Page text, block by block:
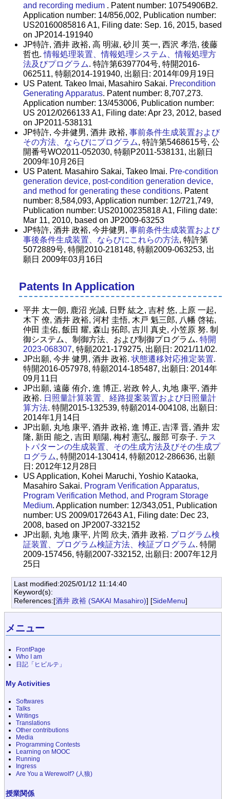
and recording medium . Patent number: 10754906B2.
Application number: 14/856,002, Publication number:
US20160085816 A1, Filing date: Sep. 16, 2015, based
on JP2014-191940
JP特許, 酒井 政裕, 高 明淑, 砂川 英一, 西沢 孝浩, 後藤
哲也.情報処理装置、情報処理システム、情報処理方
法及びプログラム. 特許第6397704号, 特開2016-
062511, 特願2014-191940, 出願日: 2014年09月19日
US Patent. Takeo Imai, Masahiro Sakai. Precondition
Generating Apparatus. Patent number: 8,707,273.
Application number: 13/453006, Publication number:
US 2012/0266133 A1, Filing date: Apr 23, 2012, based
on JP2011-538131
JP特許, 今井健男, 酒井 政裕, 事前条件生成装置および
その方法、ならびにプログラム, 特許第5468615号, 公
開番号WO2011-052030, 特願P2011-538131, 出願日
2009年10月26日
US Patent. Masahiro Sakai, Takeo Imai. Pre-condition
generation device, post-condition generation device,
and method for generating these conditions. Patent
number: 8,584,093, Application number: 12/721,749,
Publication number: US20100235818 A1, Filing date:
Mar 11, 2010, based on JP2009-63253
JP特許, 酒井 政裕, 今井健男, 事前条件生成装置および
事後条件生成装置、ならびにこれらの方法, 特許第
5072889号, 特開2010-218148, 特願2009-063253, 出
願日 2009年03月16日
Patents In Application
平井 太一朗, 鹿沼 光誠, 日野 紘之, 吉村 悠, 上原 一起,
木下 僚, 酒井 政裕, 河村 圭悟, 木戸 魁三郎, 八幡 啓祐,
仲田 圭佑, 飯田 耀, 森山 拓郎, 吉川 真史, 小笠原 努. 制
御システム、制御方法、および制御プログラム. 特開
2023-068307, 特願2021-179275, 出願日: 2021/11/02.
JP出願, 今井 健男, 酒井 政裕. 状態遷移対応推定装置.
特開2016-057978, 特願2014-185487, 出願日: 2014年
09月11日
JP出願, 遠藤 侑介, 進 博正, 岩政 幹人, 丸地 康平, 酒井
政裕. 日照量計算装置、経路提案装置および日照量計
算方法. 特開2015-132539, 特願2014-004108, 出願日:
2014年1月14日
JP出願, 丸地 康平, 酒井 政裕, 進 博正, 吉澤 晋, 酒井 宏
隆, 新田 能之, 吉田 順陽, 梅村 憲弘, 服部 可奈子. テス
トパターンの生成装置、その生成方法及びその生成プ
ログラム, 特開2014-130414, 特願2012-286636, 出願
日: 2012年12月28日
US Application, Kohei Maruchi, Yoshio Kataoka,
Masahiro Sakai. Program Verification Apparatus,
Program Verification Method, and Program Storage
Medium. Application number: 12/343,051, Publication
number: US 2009/0172643 A1, Filing date: Dec 23,
2008, based on JP2007-332152
JP出願, 丸地 康平, 片岡 欣夫, 酒井 政裕. プログラム検
証装置、プログラム検証方法、検証プログラム. 特開
2009-157456, 特願2007-332152, 出願日: 2007年12月
25日
Last modified:2025/01/12 11:14:40
Keyword(s):
References:[酒井 政裕 (SAKAI Masahiro)] [SideMenu]
メニュー
FrontPage
Who I am
日記「ヒビルテ」
My Activities
Softwares
Talks
Writings
Translations
Other contributions
Media
Programming Contests
Learning on MOOC
Running
Ingress
Are You a Werewolf? (人狼)
授業関係